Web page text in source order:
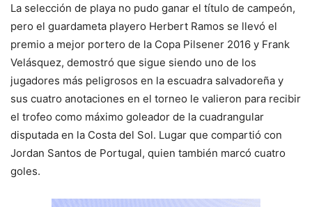
La selección de playa no pudo ganar el título de campeón,
pero el guardameta playero Herbert Ramos se llevó el
premio a mejor portero de la Copa Pilsener 2016 y Frank
Velásquez, demostró que sigue siendo uno de los
jugadores más peligrosos en la escuadra salvadoreña y
sus cuatro anotaciones en el torneo le valieron para recibir
el trofeo como máximo goleador de la cuadrangular
disputada en la Costa del Sol. Lugar que compartió con
Jordan Santos de Portugal, quien también marcó cuatro
goles.